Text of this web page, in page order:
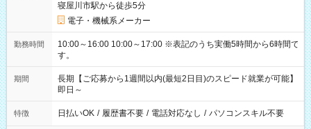
寝屋川市駅から徒歩5分
電子・機械系メーカー
勤務時間
10:00～16:00 10:00～17:00 ※表記のうち実働5時間から6時間で
す。
期間
長期【ご応募から1週間以内(最短2日目)のスピード就業が可能】
即日～
特徴 日払いOK / 履歴書不要 / 電話対応なし / パソコンスキル不要